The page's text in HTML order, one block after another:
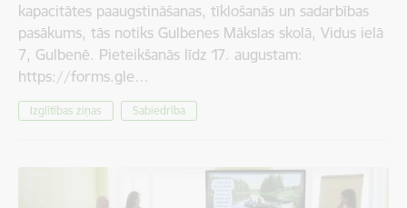
kapacitātes paaugstināšanas, tīklošanās un sadarbības
pasākums, tās notiks Gulbenes Mākslas skolā, Vidus ielā
7, Gulbenē. Pieteikšanās līdz 17. augustam:
https://forms.gle…
Izglītības ziņas Sabiedrība